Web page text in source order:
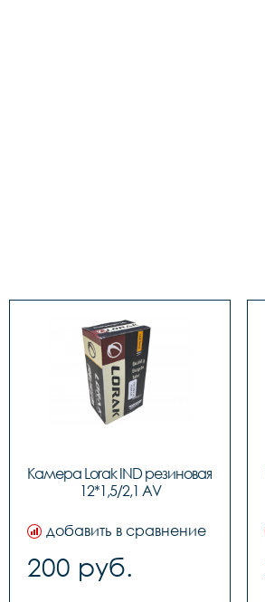
Камера Lorak IND резиновая
12*1,5/2,1 AV
добавить в сравнение
200 руб.